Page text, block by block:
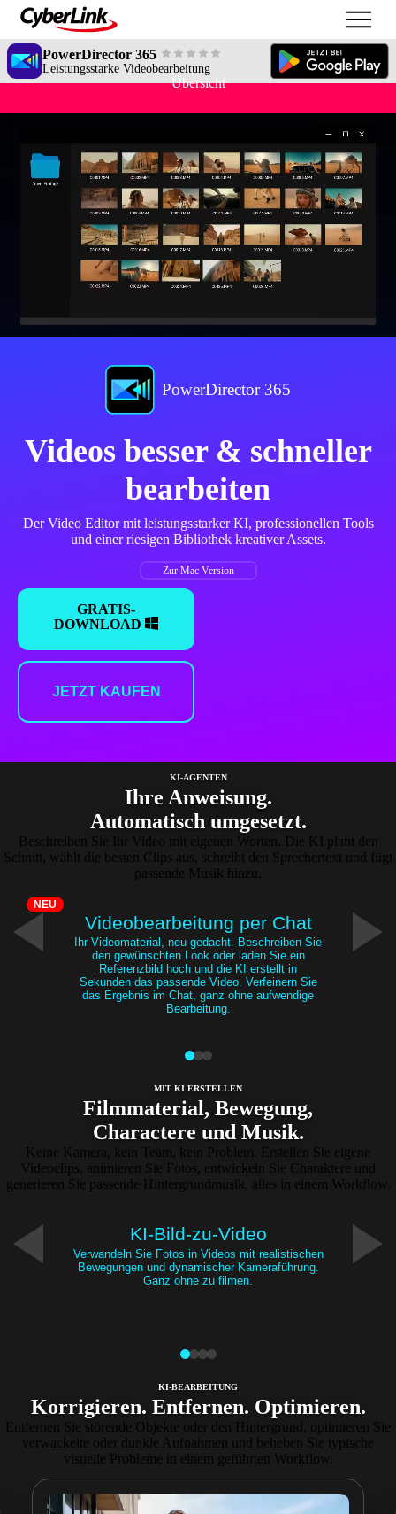
PowerDirector 365
Leistungsstarke Videobearbeitung
Übersicht
PowerDirector 365
Videos besser & schneller
bearbeiten
Der Video Editor mit leistungsstarker KI, professionellen Tools
und einer riesigen Bibliothek kreativer Assets.
Zur Mac Version
GRATIS-
DOWNLOAD
JETZT KAUFEN
KI-AGENTEN
Ihre Anweisung.
Automatisch umgesetzt.
Beschreiben Sie Ihr Video mit eigenen Worten. Die KI plant den
Schnitt, wählt die besten Clips aus, schreibt den Sprechertext und fügt
passende Musik hinzu.
NEU
Videobearbeitung per Chat
Ihr Videomaterial, neu gedacht. Beschreiben Sie
den gewünschten Look oder laden Sie ein
Referenzbild hoch und die KI erstellt in
Sekunden das passende Video. Verfeinern Sie
das Ergebnis im Chat, ganz ohne aufwendige
Bearbeitung.
MIT KI ERSTELLEN
Filmmaterial, Bewegung,
Charactere und Musik.
Keine Kamera, kein Team, kein Problem. Erstellen Sie eigene
Videoclips, animieren Sie Fotos, entwickeln Sie Charaktere und
generieren Sie passende Hintergrundmusik, alles in einem Workflow.
KI-Bild-zu-Video
Verwandeln Sie Fotos in Videos mit realistischen
Bewegungen und dynamischer Kameraführung.
Ganz ohne zu filmen.
KI-BEARBEITUNG
Korrigieren. Entfernen. Optimieren.
Entfernen Sie störende Objekte oder den Hintergrund, optimieren Sie
verwackelte oder dunkle Aufnahmen und beheben Sie typische
visuelle Probleme in einem geführten Workflow.